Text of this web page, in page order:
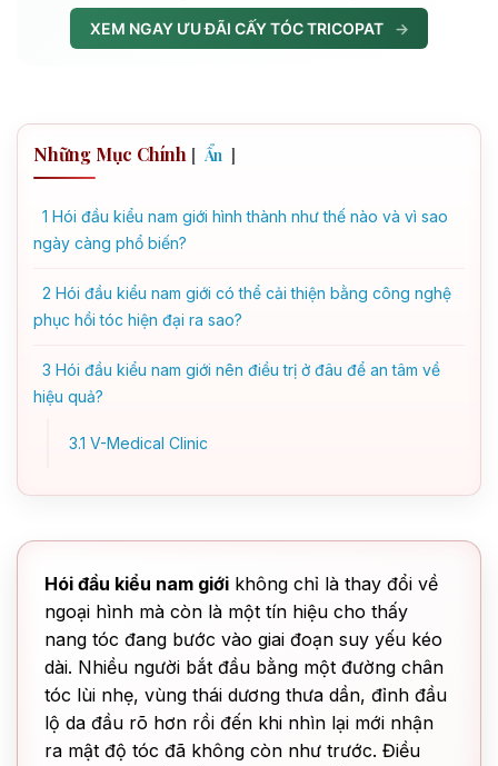
XEM NGAY ƯU ĐÃI CẤY TÓC TRICOPAT →
Những Mục Chính [ Ẩn ]
1 Hói đầu kiểu nam giới hình thành như thế nào và vì sao
ngày càng phổ biến?
2 Hói đầu kiểu nam giới có thể cải thiện bằng công nghệ
phục hồi tóc hiện đại ra sao?
3 Hói đầu kiểu nam giới nên điều trị ở đâu để an tâm về
hiệu quả?
3.1 V-Medical Clinic
Hói đầu kiểu nam giới không chỉ là thay đổi về
ngoại hình mà còn là một tín hiệu cho thấy
nang tóc đang bước vào giai đoạn suy yếu kéo
dài. Nhiều người bắt đầu bằng một đường chân
tóc lùi nhẹ, vùng thái dương thưa dần, đỉnh đầu
lộ da đầu rõ hơn rồi đến khi nhìn lại mới nhận
ra mật độ tóc đã không còn như trước. Điều